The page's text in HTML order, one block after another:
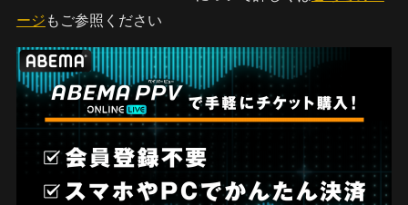
ージ もご参照ください